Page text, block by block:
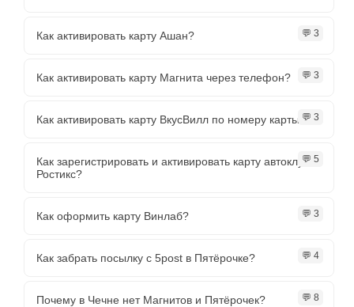
Как активировать карту Ашан? 💬 3
Как активировать карту Магнита через телефон? 💬 3
Как активировать карту ВкусВилл по номеру карты?💬 3
Как зарегистрировать и активировать карту автоклуба
Ростикс?
💬 5
Как оформить карту Винлаб? 💬 3
Как забрать посылку с 5post в Пятёрочке? 💬 4
Почему в Чечне нет Магнитов и Пятёрочек? 💬 8